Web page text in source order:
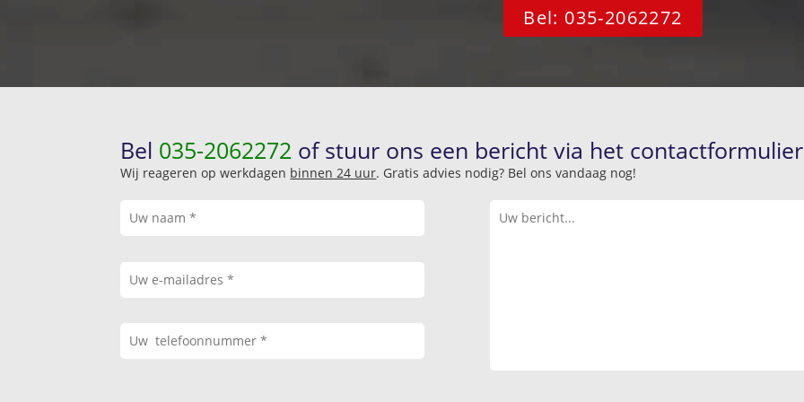
Bel: 035-2062272
Bel 035-2062272 of stuur ons een bericht via het
Wij reageren op werkdagen binnen 24 uur. Gratis advies nodig? Bel ons vandaag nog!